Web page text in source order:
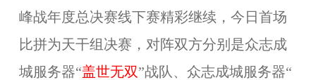
峰战年度总决赛线下赛精彩继续，今日首场
比拼为天干组决赛，对阵双方分别是众志成
城服务器“盖世无双”战队、 众志成城服务器“